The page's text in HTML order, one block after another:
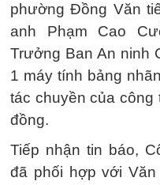
phường Đồng Văn
anh Phạm Cao
Trưởng Ban An ninh
1 máy tính bảng
tác chuyền của công
đồng.
Tiếp nhận tin báo,
đã phối hợp với